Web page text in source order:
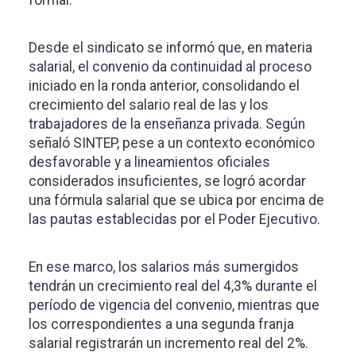
Desde el sindicato se informó que, en materia
salarial, el convenio da continuidad al proceso
iniciado en la ronda anterior, consolidando el
crecimiento del salario real de las y los
trabajadores de la enseñanza privada. Según
señaló SINTEP, pese a un contexto económico
desfavorable y a lineamientos oficiales
considerados insuficientes, se logró acordar
una fórmula salarial que se ubica por encima de
las pautas establecidas por el Poder Ejecutivo.
En ese marco, los salarios más sumergidos
tendrán un crecimiento real del 4,3% durante el
período de vigencia del convenio, mientras que
los correspondientes a una segunda franja
salarial registrarán un incremento real del 2%.